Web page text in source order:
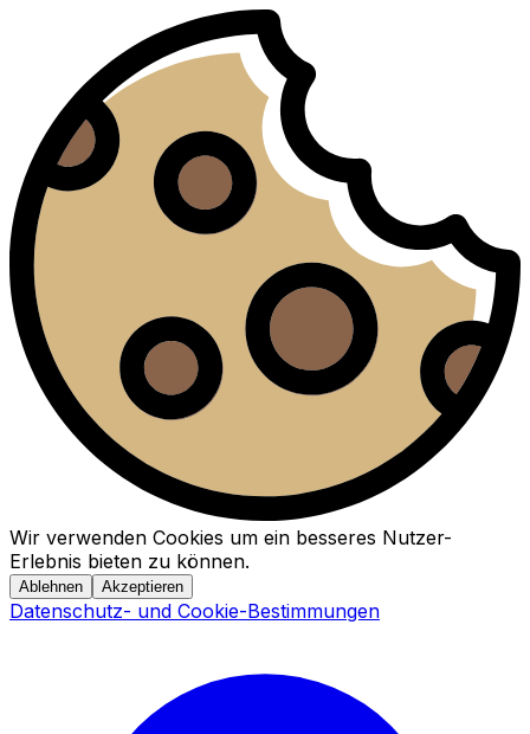
Wir verwenden Cookies um ein besseres Nutzer-
Erlebnis bieten zu können.
Ablehnen Akzeptieren
Datenschutz- und Cookie-Bestimmungen